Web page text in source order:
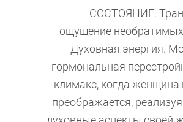
СОСТОЯНИЕ.
ощущение
Духовная энергия.
гормональная
климакс, когда женщина
преображается,